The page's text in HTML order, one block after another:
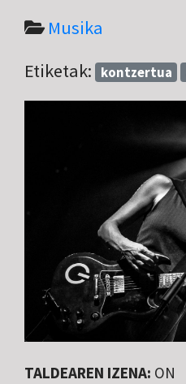
Musika
Etiketak: kontzertua
TALDEAREN IZENA: ON